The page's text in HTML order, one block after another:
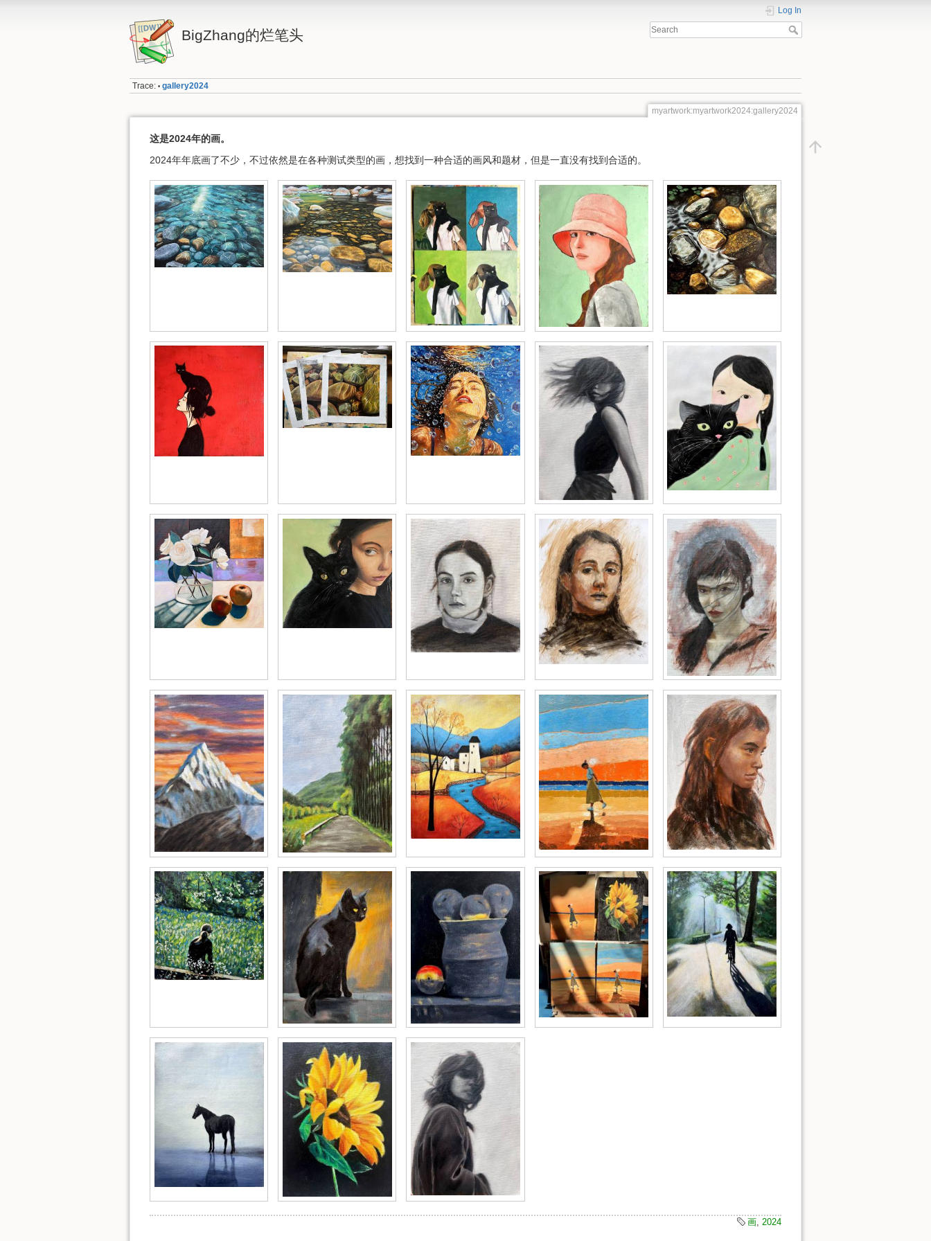
BigZhang的烂笔头
Log In
Trace: • gallery2024
myartwork:myartwork2024:gallery2024
这是2024年的画。
2024年年底画了不少，不过依然是在各种测试类型的画，想找到一种合适的画风和题材，但是一直没有找到合适的。
画, 2024